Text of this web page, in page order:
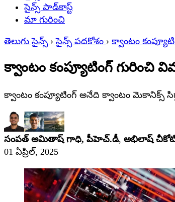
సైన్స్ పాడ్‌కాస్ట్
మా గురించి
తెలుగు సైన్స్ › సైన్స్ పదకోశం › క్వాంటం
క్వాంటం కంప్యూటింగ్ గురించి
క్వాంటం కంప్యూటింగ్ అనేది క్వాంటం మెకానిక్స్
సంపత్ అమితాష్ గాధి, పీహెచ్‌.డీ, అభిలాష్ చీకోటి,
01 ఏప్రిల్, 2025